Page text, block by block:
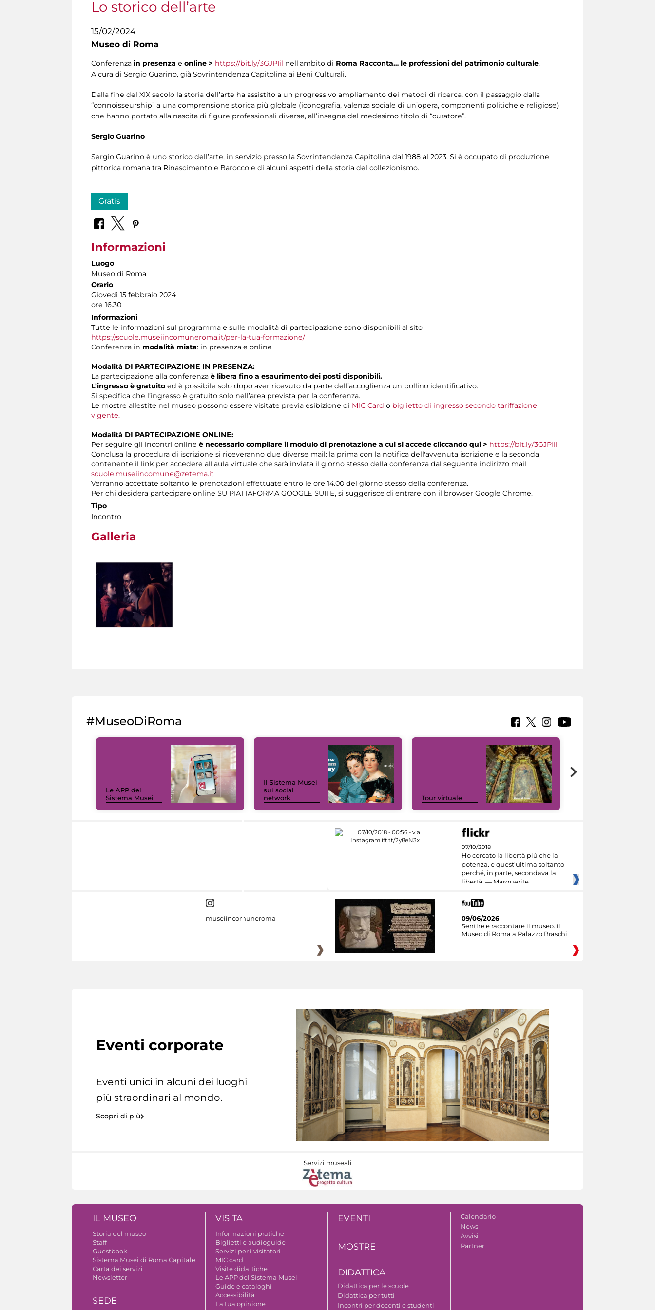
Lo storico dell’arte
15/02/2024
Museo di Roma
Conferenza in presenza e online > https://bit.ly/3GJPIil nell'ambito di Roma Racconta… le professioni del patrimonio culturale.
A cura di Sergio Guarino, già Sovrintendenza Capitolina ai Beni Culturali.
Dalla fine del XIX secolo la storia dell’arte ha assistito a un progressivo ampliamento dei metodi di ricerca, con il passaggio dalla
“connoisseurship” a una comprensione storica più globale (iconografia, valenza sociale di un’opera, componenti politiche e religiose)
che hanno portato alla nascita di figure professionali diverse, all’insegna del medesimo titolo di “curatore”.
Sergio Guarino
Sergio Guarino è uno storico dell’arte, in servizio presso la Sovrintendenza Capitolina dal 1988 al 2023. Si è occupato di produzione
pittorica romana tra Rinascimento e Barocco e di alcuni aspetti della storia del collezionismo.
Gratis
Informazioni
Luogo
Museo di Roma
Orario
Giovedì 15 febbraio 2024
ore 16.30
Informazioni
Tutte le informazioni sul programma e sulle modalità di partecipazione sono disponibili al sito
https://scuole.museiincomuneroma.it/per-la-tua-formazione/
Conferenza in modalità mista: in presenza e online
Modalità DI PARTECIPAZIONE IN PRESENZA:
La partecipazione alla conferenza è libera fino a esaurimento dei posti disponibili.
L’ingresso è gratuito ed è possibile solo dopo aver ricevuto da parte dell’accoglienza un bollino identificativo.
Si specifica che l’ingresso è gratuito solo nell’area prevista per la conferenza.
Le mostre allestite nel museo possono essere visitate previa esibizione di MIC Card o biglietto di ingresso secondo tariffazione
vigente.
Modalità DI PARTECIPAZIONE ONLINE:
Per seguire gli incontri online è necessario compilare il modulo di prenotazione a cui si accede cliccando qui > https://bit.ly/3GJPIil
Conclusa la procedura di iscrizione si riceveranno due diverse mail: la prima con la notifica dell'avvenuta iscrizione e la seconda
contenente il link per accedere all'aula virtuale che sarà inviata il giorno stesso della conferenza dal seguente indirizzo mail
scuole.museiincomune@zetema.it
Verranno accettate soltanto le prenotazioni effettuate entro le ore 14.00 del giorno stesso della conferenza.
Per chi desidera partecipare online SU PIATTAFORMA GOOGLE SUITE, si suggerisce di entrare con il browser Google Chrome.
Tipo
Incontro
Galleria
#MuseoDiRoma
Le APP del
Sistema Musei
Il Sistema Musei
sui social
network
Tour virtuale
07/10/2018
Ho cercato la libertà più che la
potenza, e quest'ultima soltanto
perché, in parte, secondava la
libertà. — Marguerite
museiincomuneroma
09/06/2026
Sentire e raccontare il museo: il
Museo di Roma a Palazzo Braschi
Eventi corporate
Eventi unici in alcuni dei luoghi
più straordinari al mondo.
Scopri di più
Servizi museali
IL MUSEO
Storia del museo
Staff
Guestbook
Sistema Musei di Roma Capitale
Carta dei servizi
Newsletter
SEDE
VISITA
Informazioni pratiche
Biglietti e audioguide
Servizi per i visitatori
MIC card
Visite didattiche
Le APP del Sistema Musei
Guide e cataloghi
Accessibilità
La tua opinione
EVENTI
MOSTRE
DIDATTICA
Didattica per le scuole
Didattica per tutti
Incontri per docenti e studenti
Calendario
News
Avvisi
Partner